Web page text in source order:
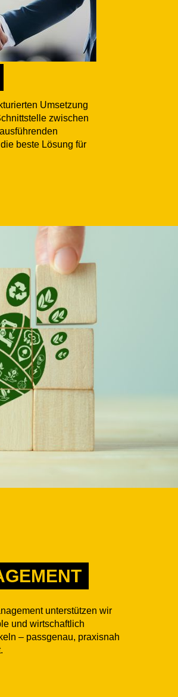
Umsetzung
zwischen
beste Lösung für
unterstützen wir
und wirtschaftlich
– passgenau, praxisnah